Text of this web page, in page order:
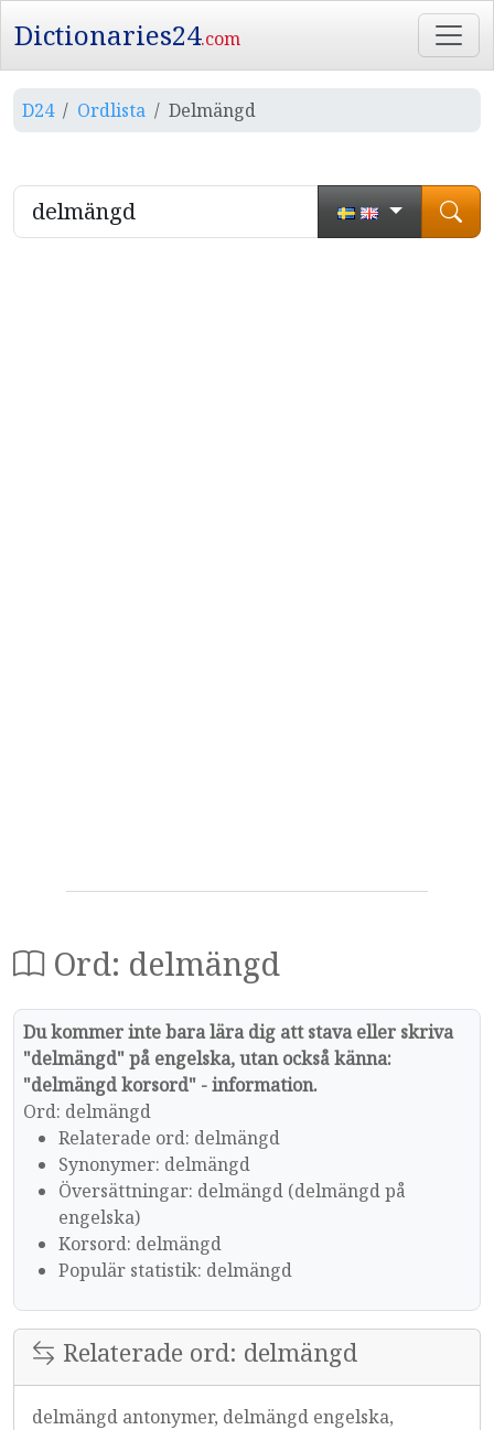
Dictionaries24.com
D24 Ordlista Delmängd
Ord: delmängd
Du kommer inte bara lära dig att stava eller skriva
"delmängd" på engelska, utan också känna:
"delmängd korsord" - information.
Ord: delmängd
Relaterade ord: delmängd
Synonymer: delmängd
Översättningar: delmängd (delmängd på
engelska)
Korsord: delmängd
Populär statistik: delmängd
Relaterade ord: delmängd
delmängd antonymer, delmängd engelska,